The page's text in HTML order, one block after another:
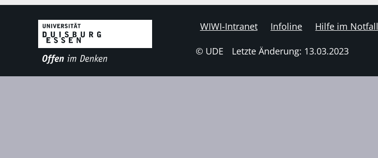
WIWI-Intranet Infoline Hilfe im Notfall
© UDE Letzte Änderung: 13.03.2023